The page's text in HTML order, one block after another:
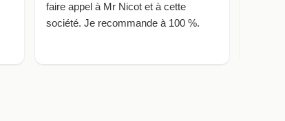
faire appel à Mr Nicot et à cette
société. Je recommande à 100 %.